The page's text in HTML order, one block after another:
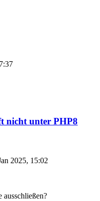
nicht unter PHP8
2025, 15:02
ausschließen?